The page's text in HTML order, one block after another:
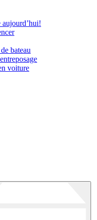
aujourd’hui!
bateau
voiture